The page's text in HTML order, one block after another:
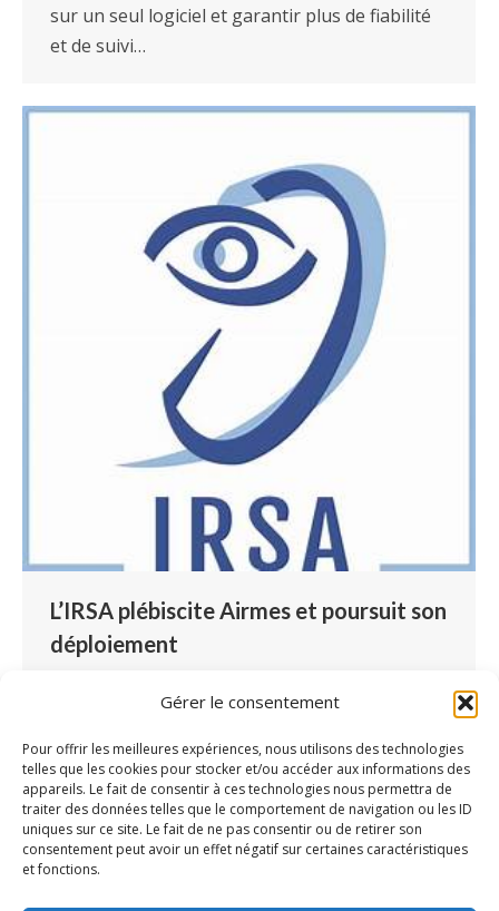
Gérer le consentement
Pour offrir les meilleures expériences, nous utilisons des technologies
telles que les cookies pour stocker et/ou accéder aux informations des
appareils. Le fait de consentir à ces technologies nous permettra de
traiter des données telles que le comportement de navigation ou les ID
uniques sur ce site. Le fait de ne pas consentir ou de retirer son
consentement peut avoir un effet négatif sur certaines caractéristiques
et fonctions.
sur un seul logiciel et garantir plus de fiabilité
et de suivi…
L’IRSA plébiscite Airmes et poursuit son
déploiement
Laisser un commentaire
L’IRSA a choisi Airmes, son logiciel de dossier de
l’usager, en 2017. Après une période
d’appropriation expérimentée par la Résidence
Luis Daney, les professionnels de l’IRSA ont été
formés au logiciel et s’en servent maintenant